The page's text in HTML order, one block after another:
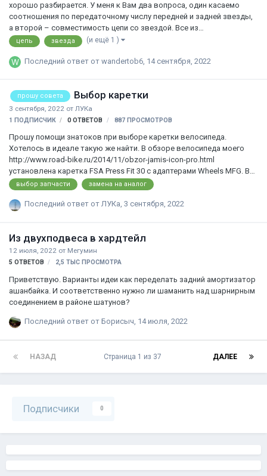
хорошо разбирается. У меня к Вам два вопроса, один касаемо
соотношения по передаточному числу передней и задней звезды,
а второй – совместимость цепи со звездой. Все из
нижеперечисленного будет устанавливаться на раму от Stark
ради рамы. Человек, который будет на нем кататься, в основном
ранее катал на велосипеде МТБ Merida с полностью поменянными
обвесами) 1. Начну с первого вопроса. Есть на выбор несколько
звезд фирмы RACE …
Последний ответ от wandertob6 14 сентября, 2022
цепь звезда (и ещё 1 )
прошу совета Выбор каретки
3 сентября, 2022 от ЛУКа
1 ПОДПИСЧИК 0 ОТВЕТОВ 887 ПРОСМОТРОВ
Прошу помощи знатоков при выборе каретки велосипеда.
Хотелось в идеале такую же найти. В обзоре велосипеда моего
http://www.road-bike.ru/2014/11/obzor-jamis-icon-pro.html
установлена каретка FSA Press Fit 30 с адаптерами Wheels MFG. В
связи с санкциями ищу каретку на Озоне , Яндекс маркете и
Надеюсь по фото и размерам понятно размер каретки. Или там
Последний ответ от ЛУКа, 3 сентября, 2022
выбор запчасти замена на аналог
Из двухподвеса в хардтейл
12 июля, 2022 от Мегумин
5 ОТВЕТОВ 2,5 ТЫС ПРОСМОТРА
Приветствую. Варианты идеи как переделать задний амортизатор
ашанбайка. И соответственно нужно ли шаманить над шарнирным
соединением в районе шатунов?
Последний ответ от Борисыч, 14 июля, 2022
НАЗАД ДАЛЕЕ
Страница 1 из 37
Подписчики 0